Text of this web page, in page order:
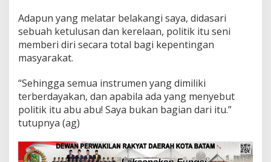
Adapun yang melatar belakangi saya, didasari
sebuah ketulusan dan kerelaan, politik itu seni
memberi diri secara total bagi kepentingan
masyarakat.
“Sehingga semua instrumen yang dimiliki
terberdayakan, dan apabila ada yang menyebut
politik itu abu abu! Saya bukan bagian dari itu.”
tutupnya (ag)